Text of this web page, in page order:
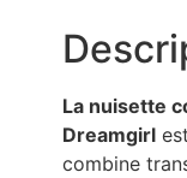
La nuisette
Dreamgirl
combine